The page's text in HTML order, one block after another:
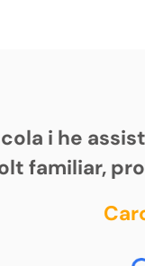
i he
familiar,